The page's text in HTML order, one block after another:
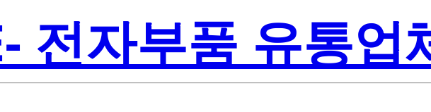
전자부품 유통업